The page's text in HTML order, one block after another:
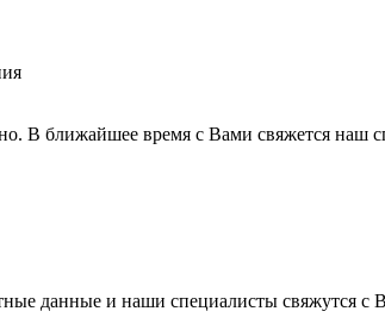
В ближайшее время с Вами свяжется наш
данные и наши специалисты свяжутся